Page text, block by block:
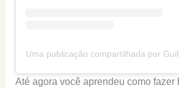
Até agora você aprendeu como fazer